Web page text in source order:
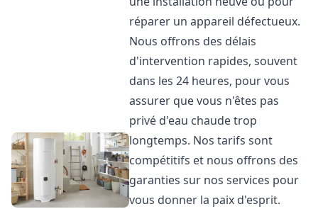
réparer un appareil défectueux.
Nous offrons des délais
d'intervention rapides, souvent
dans les 24 heures, pour vous
assurer que vous n'êtes pas
privé d'eau chaude trop
longtemps. Nos tarifs sont
compétitifs et nous offrons des
garanties sur nos services pour
vous donner la paix d'esprit.